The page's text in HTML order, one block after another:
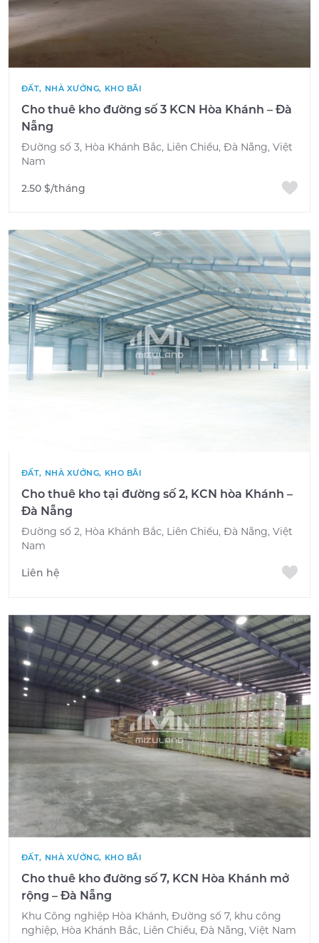
ĐẤT, NHÀ XƯỞNG, KHO BÃI
Cho thuê kho đường số 3 KCN Hòa Khánh – Đà
Nẵng
Đường số 3, Hòa Khánh Bắc, Liên Chiểu, Đà Nẵng, Việt
Nam
2.50 $/tháng
ĐẤT, NHÀ XƯỞNG, KHO BÃI
Cho thuê kho tại đường số 2, KCN hòa Khánh –
Đà Nẵng
Đường số 2, Hòa Khánh Bắc, Liên Chiểu, Đà Nẵng, Việt
Nam
Liên hệ
ĐẤT, NHÀ XƯỞNG, KHO BÃI
Cho thuê kho đường số 7, KCN Hòa Khánh mở
rộng – Đà Nẵng
Khu Công nghiệp Hòa Khánh, Đường số 7, khu công
nghiệp, Hòa Khánh Bắc, Liên Chiểu, Đà Nẵng, Việt Nam